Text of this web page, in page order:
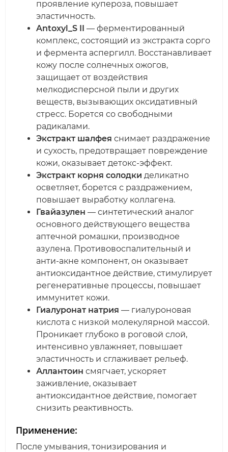
проявление купероза, повышает
эластичность.
Antoxyl_S II — ферментированный
комплекс, состоящий из экстракта сорго
и фермента аспергилл. Восстанавливает
кожу после солнечных ожогов,
защищает от воздействия
мелкодисперсной пыли и других
веществ, вызывающих оксидативный
стресс. Борется со свободными
радикалами.
Экстракт шалфея снимает раздражение
и сухость, предотвращает повреждение
кожи, оказывает детокс-эффект.
Экстракт корня солодки деликатно
осветляет, борется с раздражением,
повышает выработку коллагена.
Гвайазулен — синтетический аналог
основного действующего вещества
аптечной ромашки, производное
азулена. Противовоспалительный и
анти-акне компонент, он оказывает
антиоксидантное действие, стимулирует
регенеративные процессы, повышает
иммунитет кожи.
Гиалуронат натрия — гиалуроновая
кислота с низкой молекулярной массой.
Проникает глубоко в роговой слой,
интенсивно увлажняет, повышает
эластичность и сглаживает рельеф.
Аллантоин смягчает, ускоряет
заживление, оказывает
антиоксидантное действие, помогает
снизить реактивность.
Применение:
После умывания, тонизирования и